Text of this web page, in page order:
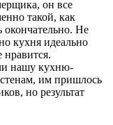
он все
такой, как
окончательно. Не
кухня идеально
нравится.
нашу кухню-
им пришлось
но результат